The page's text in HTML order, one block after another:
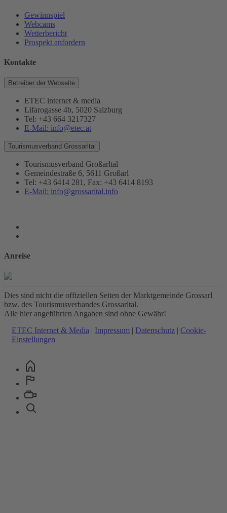
Gewinnspiel
Webcams
Wetterbericht
Prospekt anfordern
Kontakte
Betreiber der Webseite
ETEC internet & media
Lifarogasse 4b, 5020 Salzburg
Tel: +43 664 3217327
E-Mail: info@etec.at
Tourismusverband Grossarltal
Tourismusverband Großarltal
Gemeindestraße 6, 5611 Großarl
Tel: +43 6414 281, Fax: +43 6414 8193
E-Mail: info@grossarltal.info
Anreise
Dies sind nicht die offiziellen Seiten der Marktgemeinde Grossarl
bzw. des Tourismusverbandes Grossarltal.
Alle hier angeführten Angaben sind ohne Gewähr!
ETEC Internet & Media | Impressum | Datenschutz | Cookie-
Einstellungen